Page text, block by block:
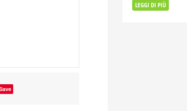
LEGGI DI PIÙ